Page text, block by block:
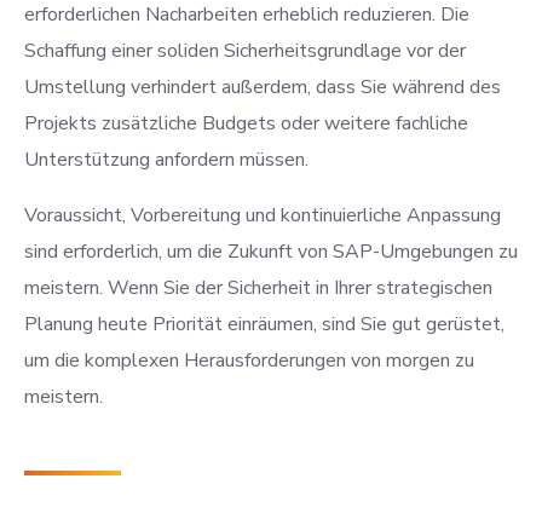
erforderlichen Nacharbeiten erheblich reduzieren. Die
Schaffung einer soliden Sicherheitsgrundlage vor der
Umstellung verhindert außerdem, dass Sie während des
Projekts zusätzliche Budgets oder weitere fachliche
Unterstützung anfordern müssen.
Voraussicht, Vorbereitung und kontinuierliche Anpassung
sind erforderlich, um die Zukunft von SAP-Umgebungen zu
meistern. Wenn Sie der Sicherheit in Ihrer strategischen
Planung heute Priorität einräumen, sind Sie gut gerüstet,
um die komplexen Herausforderungen von morgen zu
meistern.